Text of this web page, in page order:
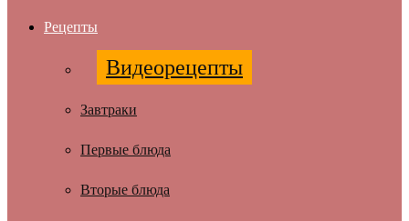
Рецепты
Видеорецепты
Завтраки
Первые блюда
Вторые блюда